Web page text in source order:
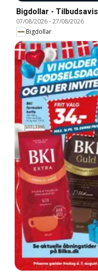
Bigdollar - Tilbudsavis
07/08/2026-27/08/2026
Bigdollar